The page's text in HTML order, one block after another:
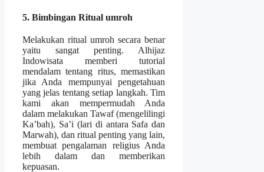
5. Bimbingan Ritual umroh
Melakukan ritual umroh secara benar
yaitu sangat penting. Alhijaz
Indowisata memberi tutorial
mendalam tentang ritus, memastikan
jika Anda mempunyai pengetahuan
yang jelas tentang setiap langkah. Tim
kami akan mempermudah Anda
dalam melakukan Tawaf (mengelilingi
Ka’bah), Sa’i (lari di antara Safa dan
Marwah), dan ritual penting yang lain,
membuat pengalaman religius Anda
lebih dalam dan memberikan
kepuasan.